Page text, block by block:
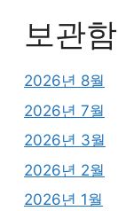
보관함
2026년 8월
2026년 7월
2026년 3월
2026년 2월
2026년 1월